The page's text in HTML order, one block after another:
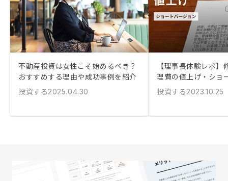
不動産投資は女性こそ始めるべき？
おすすめする理由や成功事例を紹介
投資する2025.04.30
【理事長体験レポ
理費の値上げ・ショ
投資する2023.10.25